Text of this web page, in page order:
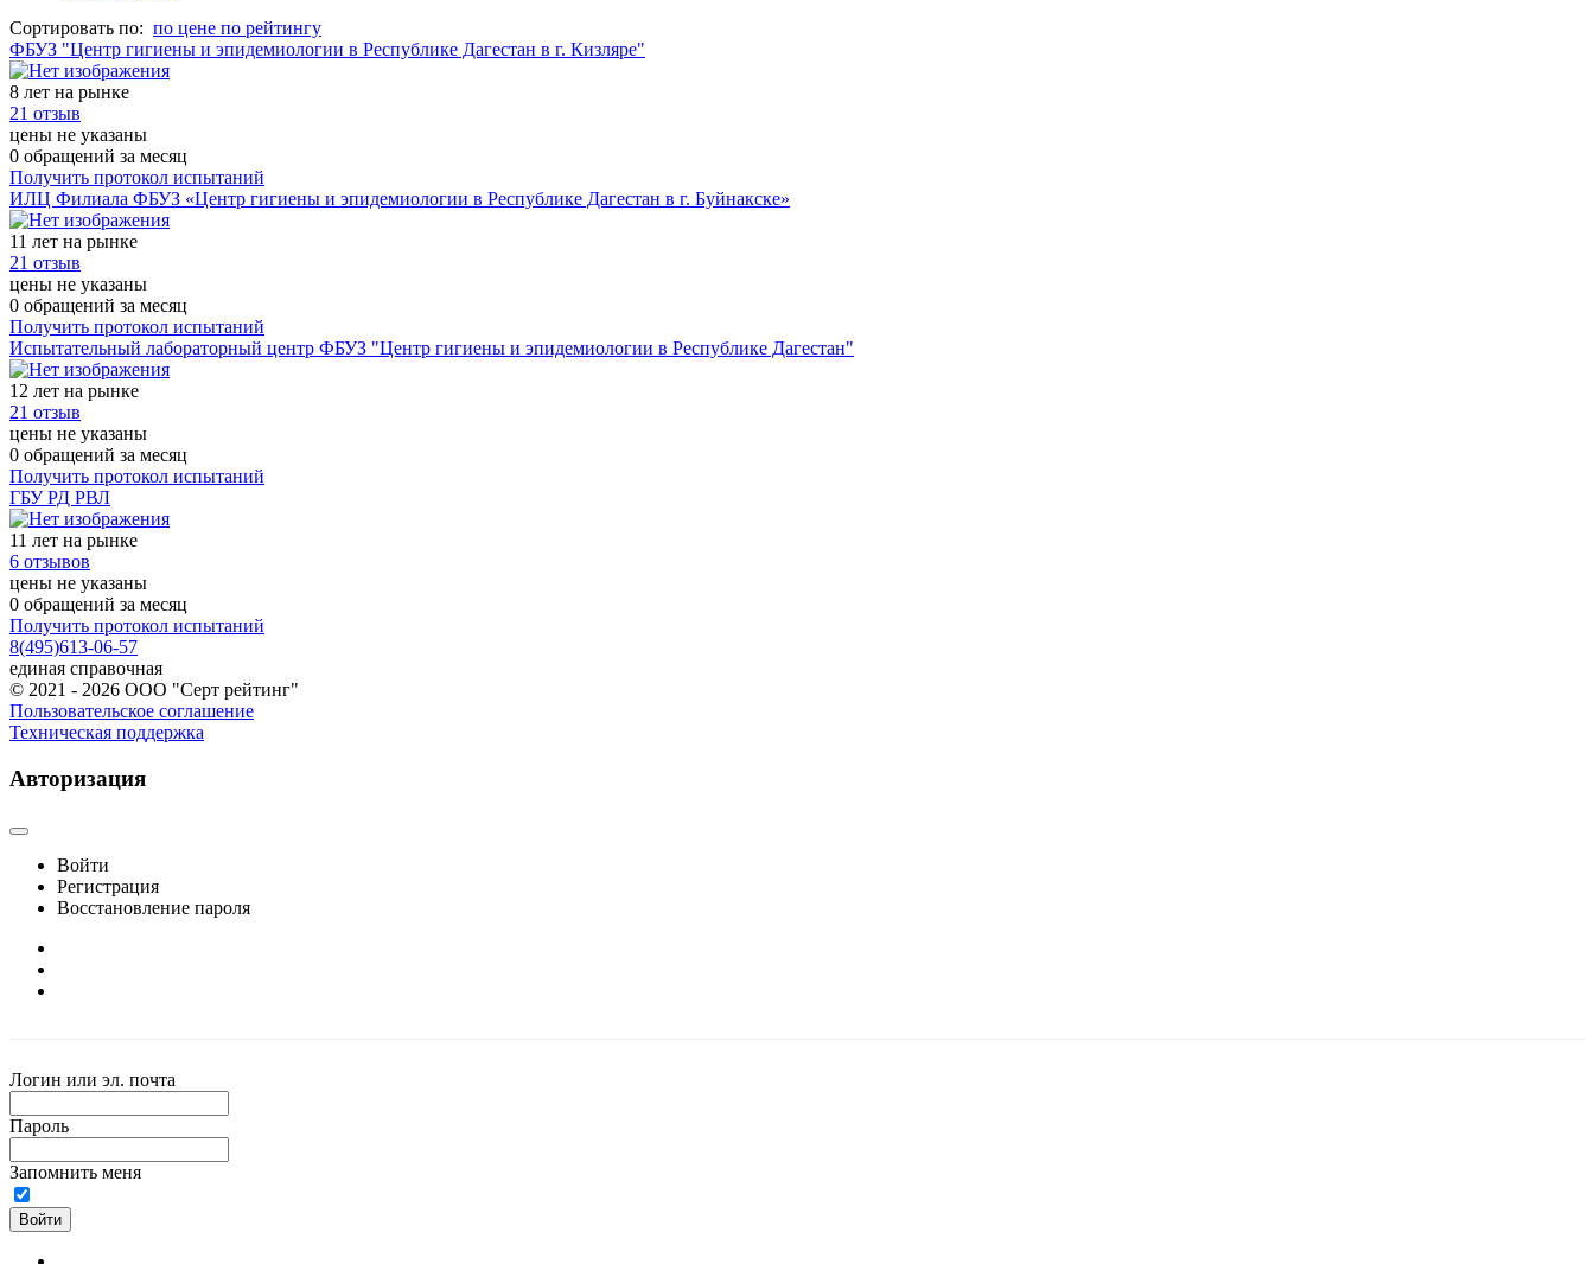
Сортировать по: по цене по рейтингу
ФБУЗ "Центр гигиены и эпидемиологии в Республике Дагестан в г. Кизляре"
8 лет на рынке
21 отзыв
цены не указаны
0 обращений за месяц
Получить протокол испытаний
ИЛЦ Филиала ФБУЗ «Центр гигиены и эпидемиологии в Республике Дагестан в г. Буйнакске»
11 лет на рынке
21 отзыв
цены не указаны
0 обращений за месяц
Получить протокол испытаний
Испытательный лабораторный центр ФБУЗ "Центр гигиены и эпидемиологии в Республике Дагестан"
12 лет на рынке
21 отзыв
цены не указаны
0 обращений за месяц
Получить протокол испытаний
ГБУ РД РВЛ
11 лет на рынке
6 отзывов
цены не указаны
0 обращений за месяц
Получить протокол испытаний
8(495)613-06-57
единая справочная
© 2021 - 2026 ООО "Серт рейтинг"
Пользовательское соглашение
Техническая поддержка
Авторизация
Войти
Регистрация
Восстановление пароля
Логин или эл. почта
Пароль
Запомнить меня
Войти